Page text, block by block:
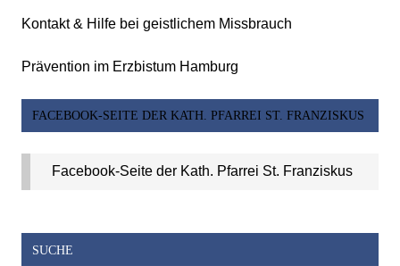
Kontakt & Hilfe bei geistlichem Missbrauch
Prävention im Erzbistum Hamburg
FACEBOOK-SEITE DER KATH. PFARREI ST. FRANZISKUS
Facebook-Seite der Kath. Pfarrei St. Franziskus
SUCHE